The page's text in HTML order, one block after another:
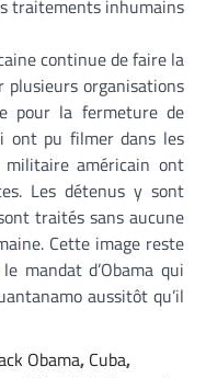
traitements inhumains
continue de faire la
plusieurs organisations
pour la fermeture de
ont pu filmer dans les
américain ont
Les détenus y sont
traités sans aucune
Cette image reste
mandat d’Obama qui
aussitôt qu’il
Obama, Cuba,